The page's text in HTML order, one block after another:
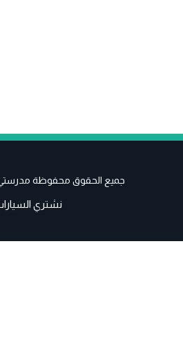
جميع الحقوق محفوظة مدرستي
نشتري